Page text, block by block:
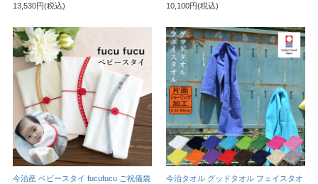
13,530円(税込)
10,100円(税込)
今治産 ベビースタイ fucufucu ご祝儀袋
今治タオル グッドタオル フェイスタオ